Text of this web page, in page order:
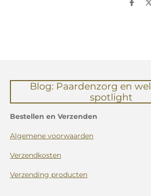
D
Blog: Paardenzorg en
spotlight
Bestellen en Verzenden
Algemene voorwaarden
Verzendkosten
Verzending producten